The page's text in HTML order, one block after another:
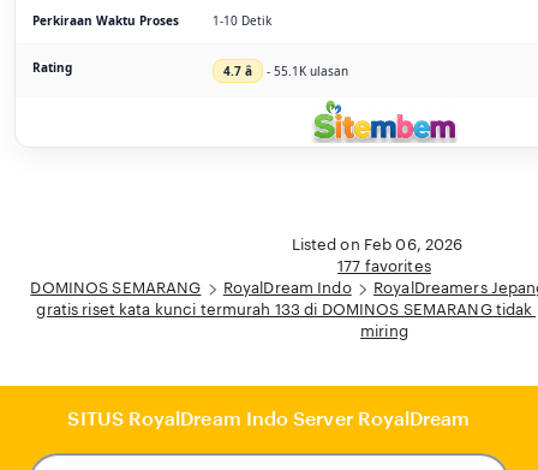
Perkiraan Waktu Proses 1-10 Detik
Rating 4.7 â­ - 55.1K ulasan
Listed on Feb 06, 2026
177 favorites
DOMINOS SEMARANG
RoyalDream Indo
RoyalDreamers
gratis riset kata kunci termurah 133 di DOMINOS SEMARANG
miring
SITUS RoyalDream Indo Server RoyalDream